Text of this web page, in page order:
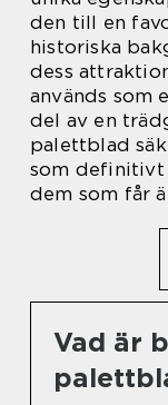
den till en
historiska
dess
används som
del av en
palettblad
som definitivt
dem som får
Vad är